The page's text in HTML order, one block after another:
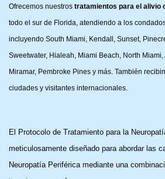
Ofrecemos nuestros tratamientos para el alivio
todo el sur de Florida, atendiendo a los
incluyendo South Miami, Kendall, Sunset,
Sweetwater, Hialeah, Miami Beach, North
Miramar, Pembroke Pines y más. También
ciudades y visitantes internacionales.
El Protocolo de Tratamiento para la
meticulosamente diseñado para abordar las
Neuropatía Periférica mediante una